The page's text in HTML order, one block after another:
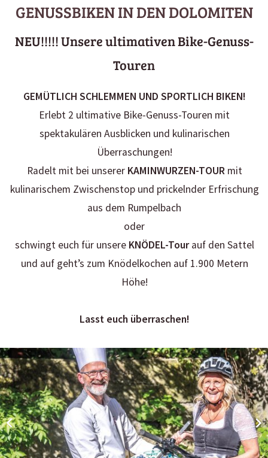
GENUSSBIKEN IN DEN DOLOMITEN
NEU!!!!! Unsere ultimativen Bike-Genuss-
Touren
GEMÜTLICH SCHLEMMEN UND SPORTLICH BIKEN!
Erlebt 2 ultimative Bike-Genuss-Touren mit
spektakulären Ausblicken und kulinarischen
Überraschungen!
Radelt mit bei unserer KAMINWURZEN-TOUR mit
kulinarischem Zwischenstop und prickelnder Erfrischung
aus dem Rumpelbach
oder
schwingt euch für unsere KNÖDEL-Tourauf den Sattel
und auf geht’s zum Knödelkochen auf 1.900 Metern
Höhe!
Lasst euch überraschen!